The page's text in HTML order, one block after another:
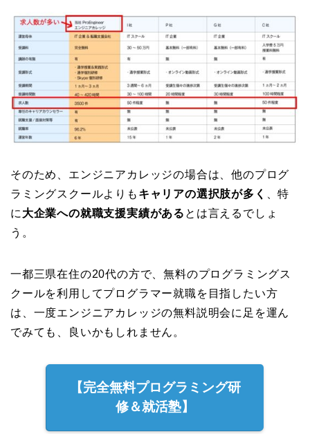
そのため、エンジニアカレッジの場合は、他のプログ
ラミングスクールよりも キャリアの選択肢が多く
、特
に 大企業への就職支援実績がある とは言えるでしょ
う。
一都三県在住の20代の方で、無料のプログラミングス
クールを利用してプログラマー就職を目指したい方
は、一度エンジニアカレッジの無料説明会に足を運ん
でみても、良いかもしれません。
【完全無料プログラミング研
修＆就活塾】